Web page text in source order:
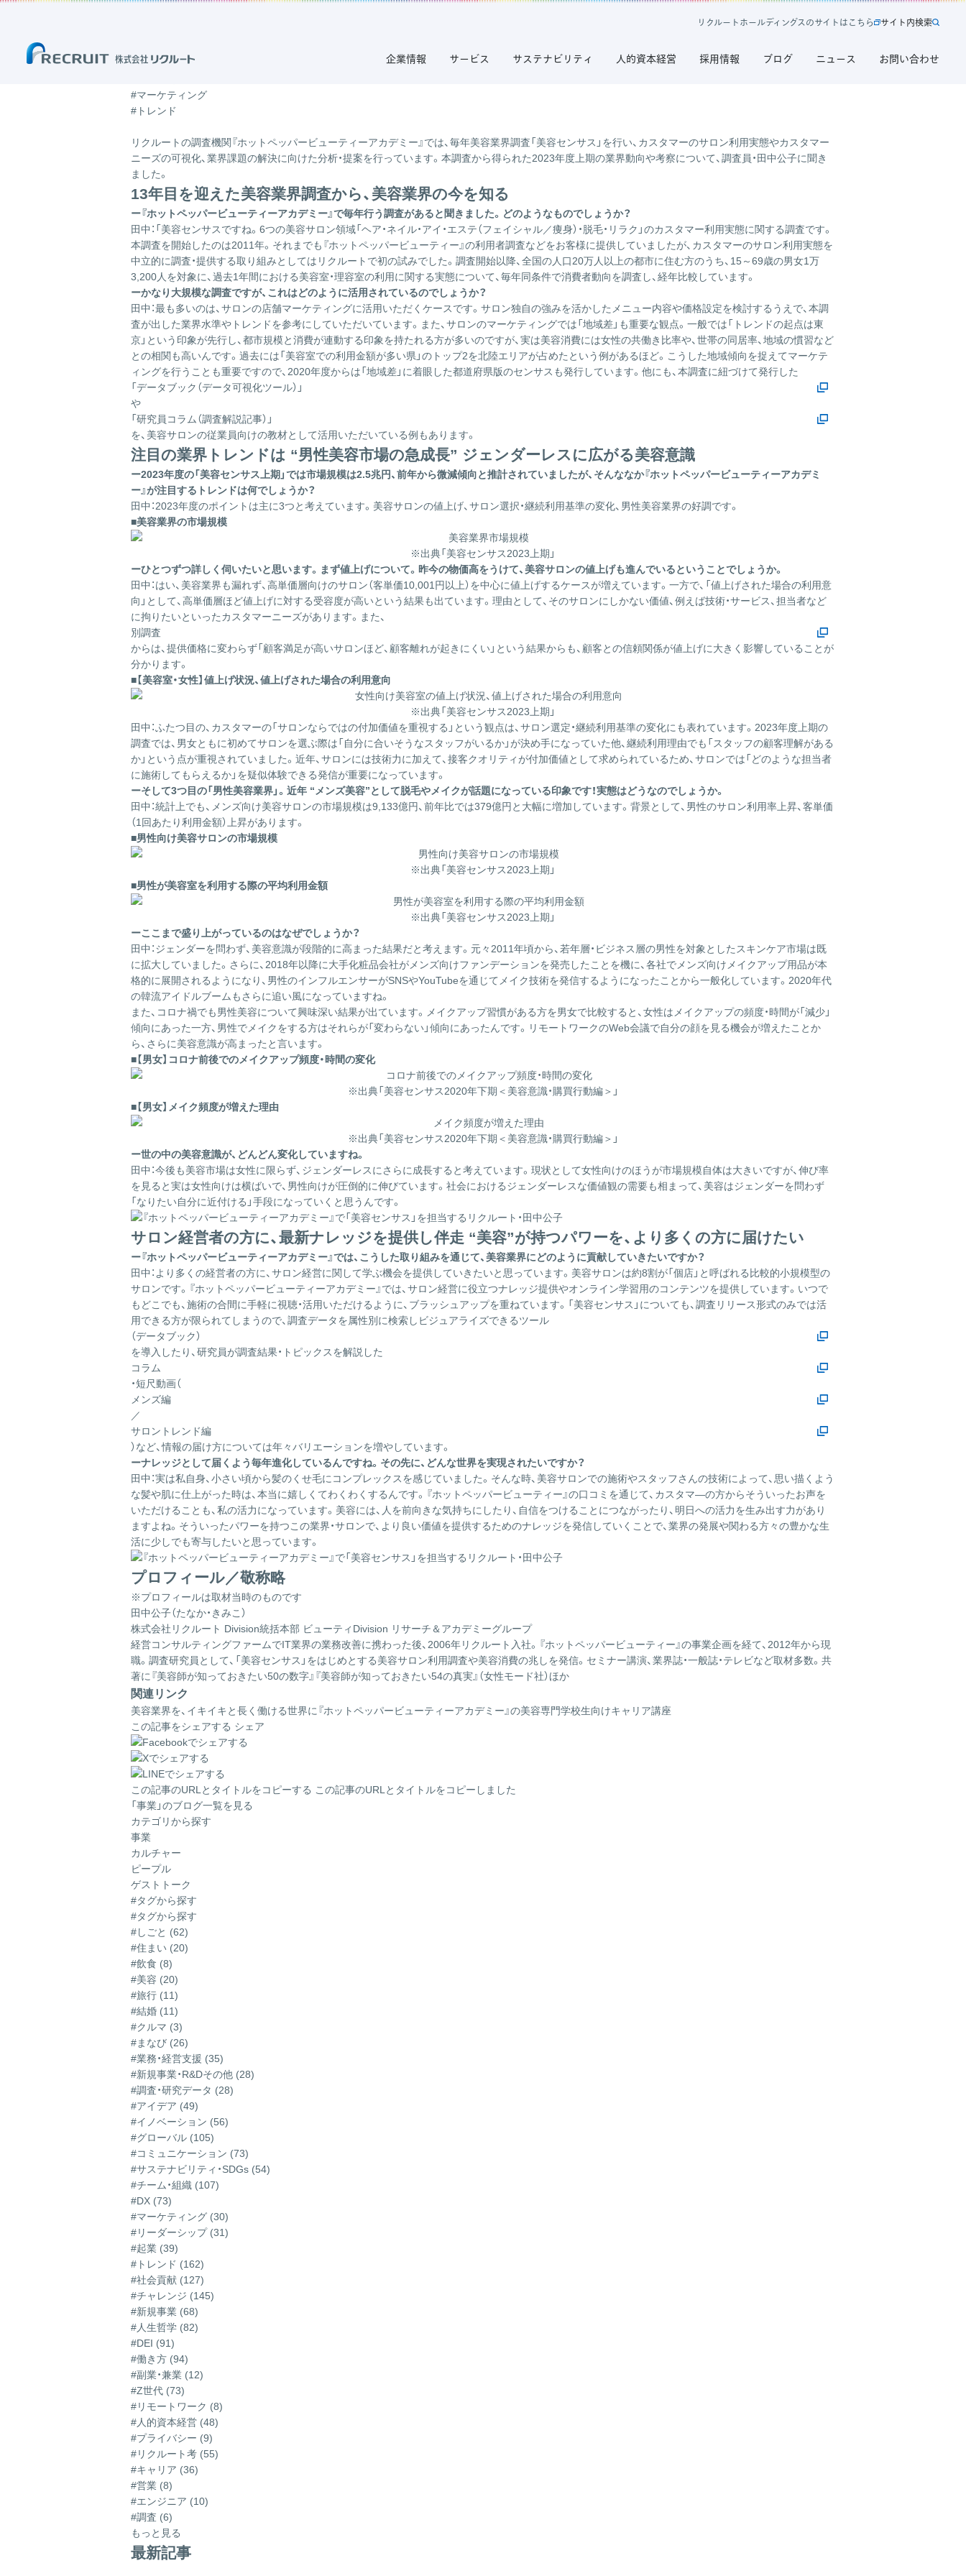
新
タ
リ
ク
ー
ル
デ
ィ
グ
ス
の
サ
イ
リ クルー トホールディ ングスのサイ トはこち ら サ
ト
サイ ト内検索
企業情報 サービス サステナビリティ 人的資本経営 採用情報 ブログ ニュース お問い合わせ
#美容
#マーケティング
#トレンド
リクルートの調査機関『ホットペッパービューティーアカデミー』では、毎年美容業界調査「美容センサス」を行い、カスタマーのサロン利用実態やカスタマー
ニーズの可視化、業界課題の解決に向けた分析・提案を行っています。本調査から得られた2023年度上期の業界動向や考察について、調査員・田中公子に聞き
ました。
13年目を迎えた美容業界調査から、美容業界の今を知る
ー『ホットペッパービューティーアカデミー』で毎年行う調査があると聞きました。どのようなものでしょうか？
田中： 「美容センサスですね。6つの美容サロン領域「ヘア・ネイル・アイ・エステ（フェイシャル／痩身）・脱毛・リラク」のカスタマー利用実態に関する調査です。
本調査を開始したのは2011年。それまでも『ホットペッパービューティー』の利用者調査などをお客様に提供していましたが、カスタマーのサロン利用実態を
中立的に調査・提供する取り組みとしてはリクルートで初の試みでした。調査開始以降、全国の人口20万人以上の都市に住む方のうち、15～69歳の男女1万
3,200人を対象に、過去1年間における美容室・理容室の利用に関する実態について、毎年同条件で消費者動向を調査し、経年比較しています。
ーかなり大規模な調査ですが、これはどのように活用されているのでしょうか？
田中：最も多いのは、サロンの店舗マーケティングに活用いただくケースです。サロン独自の強みを活かしたメニュー内容や価格設定を検討するうえで、本調
査が出した業界水準やトレンドを参考にしていただいています。また、サロンのマーケティングでは「地域差」も重要な観点。一般では「トレンドの起点は東
京」という印象が先行し、都市規模と消費が連動する印象を持たれる方が多いのですが、実は美容消費には女性の共働き比率や、世帯の同居率、地域の慣習など
との相関も高いんです。過去には「美容室での利用金額が多い県」のトップ2を北陸エリアが占めたという例があるほど。こうした地域傾向を捉えてマーケテ
ィングを行うことも重要ですので、2020年度からは「地域差」に着眼した都道府県版のセンサスも発行しています。他にも、本調査に紐づけて発行した
「データブック（データ可視化ツール）」
や
「研究員コラム（調査解説記事）」
を、美容サロンの従業員向けの教材として活用いただいている例もあります。
注目の業界トレンドは “男性美容市場の急成長” ジェンダーレスに広がる美容意識
ー2023年度の「美容センサス上期」では市場規模は2.5兆円、前年から微減傾向と推計されていましたが、そんななか『ホットペッパービューティーアカデミ
ー』が注目するトレンドは何でしょうか？
田中：2023年度のポイントは主に3つと考えています。美容サロンの値上げ、サロン選択・継続利用基準の変化、男性美容業界の好調です。
■美容業界の市場規模
※出典「美容センサス2023上期」
ーひとつずつ詳しく伺いたいと思います。まず値上げについて。昨今の物価高をうけて、美容サロンの値上げも進んでいるということでしょうか。
田中：はい、美容業界も漏れず、高単価層向けのサロン（客単価10,001円以上）を中心に値上げするケースが増えています。一方で、「値上げされた場合の利用意
向」として、高単価層ほど値上げに対する受容度が高いという結果も出ています。理由として、そのサロンにしかない価値、例えば技術・サービス、担当者など
に拘りたいといったカスタマーニーズがあります。また、
別調査
からは、提供価格に変わらず「顧客満足が高いサロンほど、顧客離れが起きにくい」という結果からも、顧客との信頼関係が値上げに大きく影響していることが
分かります。
■【美容室・女性】値上げ状況、値上げされた場合の利用意向
※出典「美容センサス2023上期」
田中：ふたつ目の、カスタマーの「サロンならではの付加価値を重視する」という観点は、サロン選定・継続利用基準の変化にも表れています。2023年度上期の
調査では、男女ともに初めてサロンを選ぶ際は「自分に合いそうなスタッフがいるか」が決め手になっていた他、継続利用理由でも「スタッフの顧客理解がある
か」という点が重視されていました。近年、サロンには技術力に加えて、接客クオリティが付加価値として求められているため、サロンでは「どのような担当者
に施術してもらえるか」を疑似体験できる発信が重要になっています。
ーそして3つ目の「男性美容業界」。近年 “メンズ美容”として脱毛やメイクが話題になっている印象です！実態はどうなのでしょうか。
田中：統計上でも、メンズ向け美容サロンの市場規模は9,133億円、前年比では379億円と大幅に増加しています。背景として、男性のサロン利用率上昇、客単価
（1回あたり利用金額）上昇があります。
■男性向け美容サロンの市場規模
※出典「美容センサス2023上期」
■男性が美容室を利用する際の平均利用金額
※出典「美容センサス2023上期」
ーここまで盛り上がっているのはなぜでしょうか？
田中：ジェンダーを問わず、美容意識が段階的に高まった結果だと考えます。元々2011年頃から、若年層・ビジネス層の男性を対象としたスキンケア市場は既
に拡大していました。さらに、2018年以降に大手化粧品会社がメンズ向けファンデーションを発売したことを機に、各社でメンズ向けメイクアップ用品が本
格的に展開されるようになり、男性のインフルエンサーがSNSやYouTubeを通じてメイク技術を発信するようになったことから一般化しています。2020年代
の韓流アイドルブームもさらに追い風になっていますね。
また、コロナ禍でも男性美容について興味深い結果が出ています。メイクアップ習慣がある方を男女で比較すると、女性はメイクアップの頻度・時間が「減少」
傾向にあった一方、男性でメイクをする方はそれらが「変わらない」傾向にあったんです。リモートワークのWeb会議で自分の顔を見る機会が増えたことか
ら、さらに美容意識が高まったと言います。
■【男女】コロナ前後でのメイクアップ頻度・時間の変化
※出典「美容センサス2020年下期＜美容意識・購買行動編＞」
■【男女】メイク頻度が増えた理由
※出典「美容センサス2020年下期＜美容意識・購買行動編＞」
ー世の中の美容意識が、どんどん変化していますね。
田中：今後も美容市場は女性に限らず、ジェンダーレスにさらに成長すると考えています。現状として女性向けのほうが市場規模自体は大きいですが、伸び率
を見ると実は女性向けは横ばいで、男性向けが圧倒的に伸びています。社会におけるジェンダーレスな価値観の需要も相まって、美容はジェンダーを問わず
「なりたい自分に近付ける」手段になっていくと思うんです。
サロン経営者の方に、最新ナレッジを提供し伴走 “美容”が持つパワーを、より多くの方に届けたい
ー『ホットペッパービューティーアカデミー』では、こうした取り組みを通じて、美容業界にどのように貢献していきたいですか？
田中： より多くの経営者の方に、サロン経営に関して学ぶ機会を提供していきたいと思っています。美容サロンは約8割が「個店」と呼ばれる比較的小規模型の
サロンです。『ホットペッパービューティーアカデミー』では、サロン経営に役立つナレッジ提供やオンライン学習用のコンテンツを提供しています。いつで
もどこでも、施術の合間に手軽に視聴・活用いただけるように、ブラッシュアップを重ねています。「美容センサス」についても、調査リリース形式のみでは活
用できる方が限られてしまうので、調査データを属性別に検索しビジュアライズできるツール
（データブック）
を導入したり、研究員が調査結果・トピックスを解説した
コラム
・短尺動画（
メンズ編
／
サロントレンド編
）など、情報の届け方については年々バリエーションを増やしています。
ーナレッジとして届くよう毎年進化しているんですね。その先に、どんな世界を実現されたいですか？
田中：実は私自身、小さい頃から髪のくせ毛にコンプレックスを感じていました。そんな時、美容サロンでの施術やスタッフさんの技術によって、思い描くよう
な髪や肌に仕上がった時は、本当に嬉しくてわくわくするんです。『ホットペッパービューティー』の口コミを通じて、カスタマ―の方からそういったお声を
いただけることも、私の活力になっています。美容には、人を前向きな気持ちにしたり、自信をつけることにつながったり、明日への活力を生み出す力があり
ますよね。そういったパワーを持つこの業界・サロンで、より良い価値を提供するためのナレッジを発信していくことで、業界の発展や関わる方々の豊かな生
活に少しでも寄与したいと思っています。
プロフィール／敬称略
※プロフィールは取材当時のものです
田中公子（たなか・きみこ）
株式会社リクルート Division統括本部 ビューティDivision リサーチ＆アカデミーグループ
経営コンサルティングファームでIT業界の業務改善に携わった後、2006年リクルート入社。『ホットペッパービューティー』の事業企画を経て、2012年から現
職。調査研究員として、「美容センサス」をはじめとする美容サロン利用調査や美容消費の兆しを発信。セミナー講演、業界誌・一般誌・テレビなど取材多数。共
著に『美容師が知っておきたい50の数字』『美容師が知っておきたい54の真実』（女性モード社）ほか
関連リンク
美容業界を、イキイキと長く働ける世界に『ホットペッパービューティーアカデミー』の美容専門学校生向けキャリア講座
この記事をシェアする シェア
この記事のURLとタイトルをコピーする この記事のURLとタイトルをコピーしました
「事業」のブログ一覧を見る
カテゴリから探す
事業
カルチャー
ピープル
ゲストトーク
#タグから探す
#タグから探す
#しごと (62)
#住まい (20)
#飲食 (8)
#美容 (20)
#旅行 (11)
#結婚 (11)
#クルマ (3)
#まなび (26)
#業務・経営支援 (35)
#新規事業・R&Dその他 (28)
#調査・研究データ (28)
#アイデア (49)
#イノベーション (56)
#グローバル (105)
#コミュニケーション (73)
#サステナビリティ・SDGs (54)
#チーム・組織 (107)
#DX (73)
#マーケティング (30)
#リーダーシップ (31)
#起業 (39)
#トレンド (162)
#社会貢献 (127)
#チャレンジ (145)
#新規事業 (68)
#人生哲学 (82)
#DEI (91)
#働き方 (94)
#副業・兼業 (12)
#Z世代 (73)
#リモートワーク (8)
#人的資本経営 (48)
#プライバシー (9)
#リクルート考 (55)
#キャリア (36)
#営業 (8)
#エンジニア (10)
#調査 (6)
もっと見る
最新記事